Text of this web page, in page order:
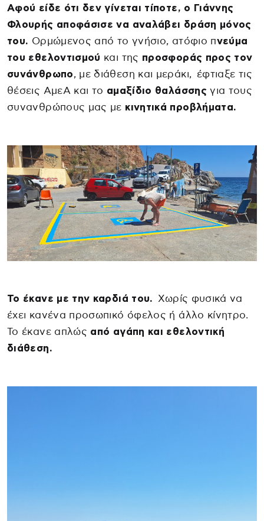
Αφού είδε ότι δεν γίνεται τίποτε, ο Γιάννης
Φλουρής αποφάσισε να αναλάβει δράση μόνος
του. Ορμώμενος από το γνήσιο, ατόφιο πνεύμα
του εθελοντισμού και της προσφοράς προς τον
συνάνθρωπο, με διάθεση και μεράκι, έφτιαξε τις
θέσεις ΑμεΑ και το αμαξίδιο θαλάσσηςγια τους
συνανθρώπους μας με κινητικά προβλήματα.
Το έκανε με την καρδιά του.
Χωρίς φυσικά να
έχει κανένα προσωπικό όφελος ή άλλο κίνητρο.
Το έκανε απλώς από αγάπη και εθελοντική
διάθεση.